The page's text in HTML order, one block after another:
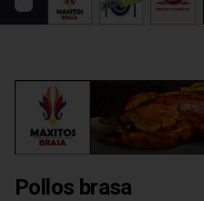
Pollos brasa